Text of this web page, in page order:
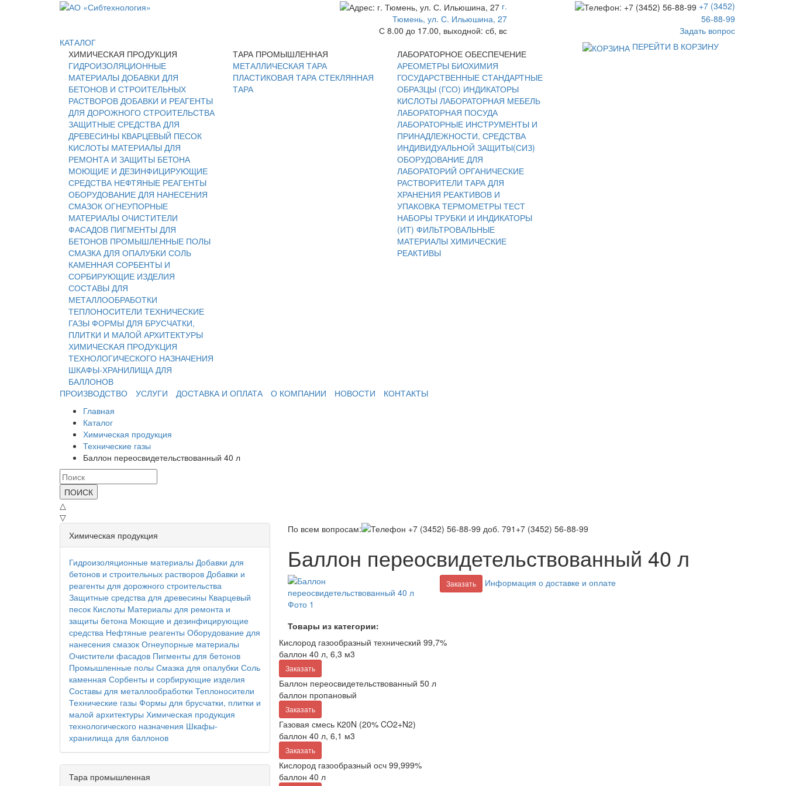
г.
Тюмень, ул. С. Ильюшина, 27
С 8.00 до 17.00, выходной: сб, вс
+7 (3452)
56-88-99
Задать вопрос
КАТАЛОГ
ХИМИЧЕСКАЯ ПРОДУКЦИЯ
ГИДРОИЗОЛЯЦИОННЫЕ
МАТЕРИАЛЫ ДОБАВКИ ДЛЯ
БЕТОНОВ И СТРОИТЕЛЬНЫХ
РАСТВОРОВ ДОБАВКИ И РЕАГЕНТЫ
ДЛЯ ДОРОЖНОГО СТРОИТЕЛЬСТВА
ЗАЩИТНЫЕ СРЕДСТВА ДЛЯ
ДРЕВЕСИНЫ КВАРЦЕВЫЙ ПЕСОК
КИСЛОТЫ МАТЕРИАЛЫ ДЛЯ
РЕМОНТА И ЗАЩИТЫ БЕТОНА
МОЮЩИЕ И ДЕЗИНФИЦИРУЮЩИЕ
СРЕДСТВА НЕФТЯНЫЕ РЕАГЕНТЫ
ОБОРУДОВАНИЕ ДЛЯ НАНЕСЕНИЯ
СМАЗОК ОГНЕУПОРНЫЕ
МАТЕРИАЛЫ ОЧИСТИТЕЛИ
ФАСАДОВ ПИГМЕНТЫ ДЛЯ
БЕТОНОВ ПРОМЫШЛЕННЫЕ ПОЛЫ
СМАЗКА ДЛЯ ОПАЛУБКИ СОЛЬ
КАМЕННАЯ СОРБЕНТЫ И
СОРБИРУЮЩИЕ ИЗДЕЛИЯ
СОСТАВЫ ДЛЯ
МЕТАЛЛООБРАБОТКИ
ТЕПЛОНОСИТЕЛИ ТЕХНИЧЕСКИЕ
ГАЗЫ ФОРМЫ ДЛЯ БРУСЧАТКИ,
ПЛИТКИ И МАЛОЙ АРХИТЕКТУРЫ
ХИМИЧЕСКАЯ ПРОДУКЦИЯ
ТЕХНОЛОГИЧЕСКОГО НАЗНАЧЕНИЯ
ШКАФЫ-ХРАНИЛИЩА ДЛЯ
БАЛЛОНОВ
ТАРА ПРОМЫШЛЕННАЯ
МЕТАЛЛИЧЕСКАЯ ТАРА
ПЛАСТИКОВАЯ ТАРА СТЕКЛЯННАЯ
ТАРА
ЛАБОРАТОРНОЕ ОБЕСПЕЧЕНИЕ
АРЕОМЕТРЫ БИОХИМИЯ
ГОСУДАРСТВЕННЫЕ СТАНДАРТНЫЕ
ОБРАЗЦЫ (ГСО) ИНДИКАТОРЫ
КИСЛОТЫ ЛАБОРАТОРНАЯ МЕБЕЛЬ
ЛАБОРАТОРНАЯ ПОСУДА
ЛАБОРАТОРНЫЕ ИНСТРУМЕНТЫ И
ПРИНАДЛЕЖНОСТИ, СРЕДСТВА
ИНДИВИДУАЛЬНОЙ ЗАЩИТЫ(СИЗ)
ОБОРУДОВАНИЕ ДЛЯ
ЛАБОРАТОРИЙ ОРГАНИЧЕСКИЕ
РАСТВОРИТЕЛИ ТАРА ДЛЯ
ХРАНЕНИЯ РЕАКТИВОВ И
УПАКОВКА ТЕРМОМЕТРЫ ТЕСТ
НАБОРЫ ТРУБКИ И ИНДИКАТОРЫ
(ИТ) ФИЛЬТРОВАЛЬНЫЕ
МАТЕРИАЛЫ ХИМИЧЕСКИЕ
РЕАКТИВЫ
ПРОИЗВОДСТВО УСЛУГИ ДОСТАВКА И ОПЛАТА О КОМПАНИИ НОВОСТИ КОНТАКТЫ
ПЕРЕЙТИ В КОРЗИНУ
Главная
Каталог
Химическая продукция
Технические газы
Баллон переосвидетельствованный 40 л
ПОИСК
△
▽
Химическая продукция
Гидроизоляционные материалы Добавки для
бетонов и строительных растворов Добавки и
реагенты для дорожного строительства
Защитные средства для древесины Кварцевый
песок Кислоты Материалы для ремонта и
защиты бетона Моющие и дезинфицирующие
средства Нефтяные реагенты Оборудование для
нанесения смазок Огнеупорные материалы
Очистители фасадов Пигменты для бетонов
Промышленные полы Смазка для опалубки Соль
каменная Сорбенты и сорбирующие изделия
Составы для металлообработки Теплоносители
Технические газы Формы для брусчатки, плитки и
малой архитектуры Химическая продукция
технологического назначения Шкафы-
хранилища для баллонов
Тара промышленная
По всем вопросам: +7 (3452) 56-88-99
Баллон переосвидетельствованный 40 л
Заказать Информация о доставке и оплате
Товары из категории:
Кислород газообразный технический 99,7%
баллон 40 л, 6,3 м3
Заказать
Баллон переосвидетельствованный 50 л
баллон пропановый
Заказать
Газовая смесь К20N (20% CO2+N2)
баллон 40 л, 6,1 м3
Заказать
Кислород газообразный осч 99,999%
баллон 40 л